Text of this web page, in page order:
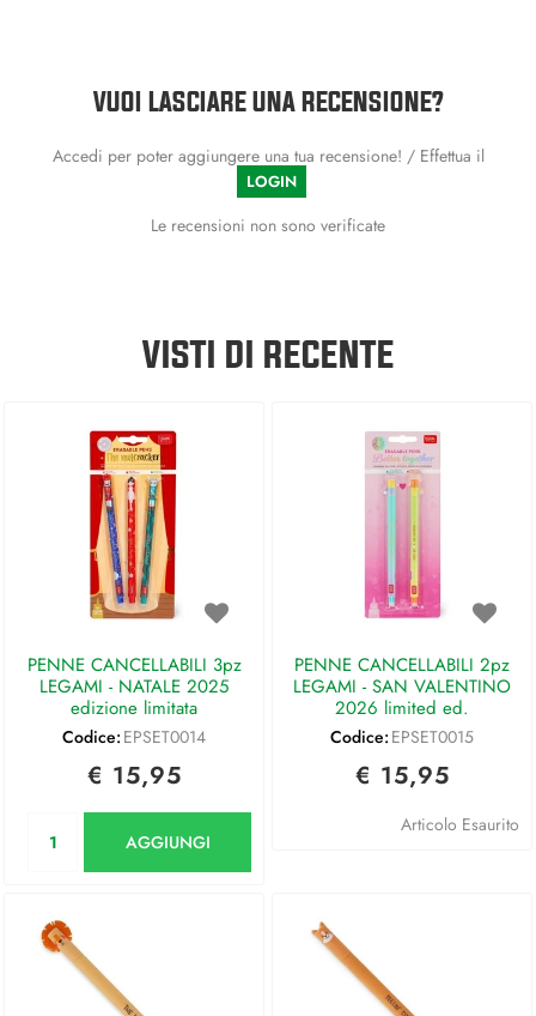
VUOI LASCIARE UNA RECENSIONE?
Accedi per poter aggiungere una tua recensione! / Effettua il
LOGIN
Le recensioni non sono verificate
VISTI DI RECENTE
PENNE CANCELLABILI 3pz
LEGAMI - NATALE 2025
edizione limitata
Codice: EPSET0014
€ 15,95
AGGIUNGI
PENNE CANCELLABILI 2pz
LEGAMI - SAN VALENTINO
2026 limited ed.
Codice: EPSET0015
€ 15,95
Articolo Esaurito